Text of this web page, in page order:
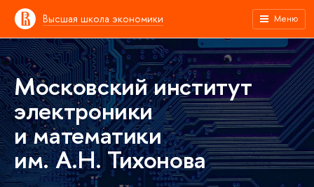
Высшая школа экономики Меню
Московский институт
электроники
и математики
им. А.Н. Тихонова